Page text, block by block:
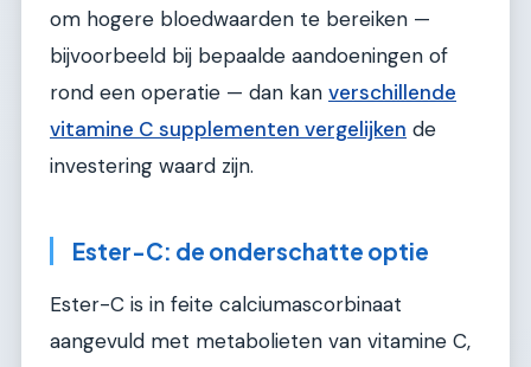
om hogere bloedwaarden te bereiken —
bijvoorbeeld bij bepaalde aandoeningen of
rond een operatie — dan kan verschillende
vitamine C supplementen vergelijken de
investering waard zijn.
Ester-C: de onderschatte optie
Ester-C is in feite calciumascorbinaat
aangevuld met metabolieten van vitamine C,